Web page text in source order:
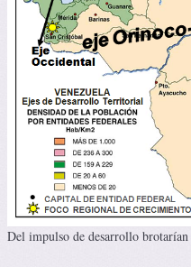
Del impulso de desarrollo brotarían